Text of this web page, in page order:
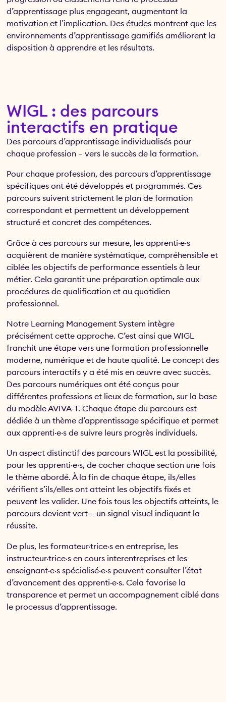
d’apprentissage plus engageant, augmentant la
motivation et l’implication. Des études montrent que les
environnements d’apprentissage gamifiés améliorent la
disposition à apprendre et les résultats.
WIGL : des parcours
interactifs en pratique
Des parcours d’apprentissage individualisés pour
chaque profession – vers le succès de la formation.
Pour chaque profession, des parcours d’apprentissage
spécifiques ont été développés et programmés. Ces
parcours suivent strictement le plan de formation
correspondant et permettent un développement
structuré et concret des compétences.
Grâce à ces parcours sur mesure, les apprenti·e·s
acquièrent de manière systématique, compréhensible et
ciblée les objectifs de performance essentiels à leur
métier. Cela garantit une préparation optimale aux
procédures de qualification et au quotidien
professionnel.
Notre Learning Management System intègre
précisément cette approche. C’est ainsi que WIGL
franchit une étape vers une formation professionnelle
moderne, numérique et de haute qualité. Le concept des
parcours interactifs y a été mis en œuvre avec succès.
Des parcours numériques ont été conçus pour
différentes professions et lieux de formation, sur la base
du modèle AVIVA-T. Chaque étape du parcours est
dédiée à un thème d’apprentissage spécifique et permet
aux apprenti·e·s de suivre leurs progrès individuels.
Un aspect distinctif des parcours WIGL est la possibilité,
pour les apprenti·e·s, de cocher chaque section une fois
le thème abordé. À la fin de chaque étape, ils/elles
vérifient s’ils/elles ont atteint les objectifs fixés et
peuvent les valider. Une fois tous les objectifs atteints, le
parcours devient vert – un signal visuel indiquant la
réussite.
De plus, les formateur·trice·s en entreprise, les
instructeur·trice·s en cours interentreprises et les
enseignant·e·s spécialisé·e·s peuvent consulter l’état
d’avancement des apprenti·e·s. Cela favorise la
transparence et permet un accompagnement ciblé dans
le processus d’apprentissage.